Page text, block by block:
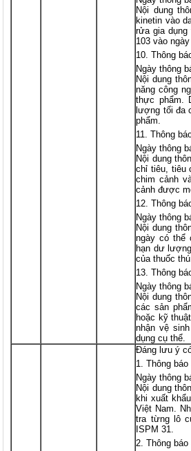
Nội dung
kinetin vào
rửa gia
103 vào
Thông
Ngày thông
Nội dung
năng công
thực phẩm.
lượng tối đa
phẩm.
Thông
Ngày thông
Nội dung
chỉ tiêu, tiêu
chim cảnh
cảnh được
Thông
Ngày thông
Nội dung
ngày có thể
hạn dư
của thuốc
Thông
Ngày thông
Nội dung
các sản
hoặc kỹ
nhận vệ
dụng cụ thể.
Đáng lưu ý
Thông
Ngày thông
Nội dung
khi xuất
Việt Nam.
tra từng lô
ISPM 31.
Thông